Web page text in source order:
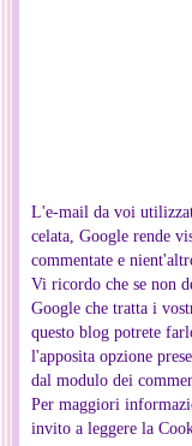
L'e-mail da voi
celata, Google rende
commentate e
Vi ricordo che se non
Google che tratta i
questo blog potrete
l'apposita opzione
dal modulo dei
Per maggiori
invito a leggere la